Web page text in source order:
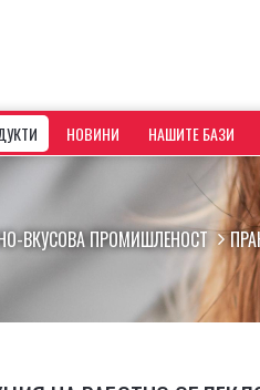
НОВИНИ НАШИТЕ БАЗИ
ВКУСОВА ПРОМИШЛЕНОСТ